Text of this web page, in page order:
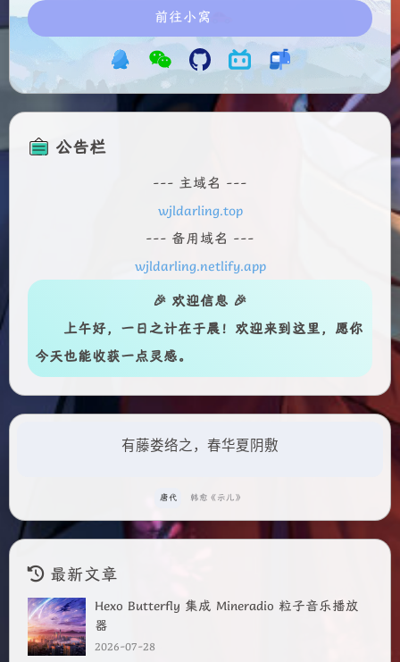
前往小窝
公告栏
--- 主域名 ---
wjldarling.top
--- 备用域名 ---
wjldarling.netlify.app
🎉 欢迎信息 🎉
上午好，一日之计在于晨！欢迎来到这里，愿你
今天也能收获一点灵感。
有藤娄络之，春华夏阴敷
唐代 韩愈《示儿》
最新文章
Hexo Butterfly 集成 Mineradio 粒子音乐播放
器
2026-07-28